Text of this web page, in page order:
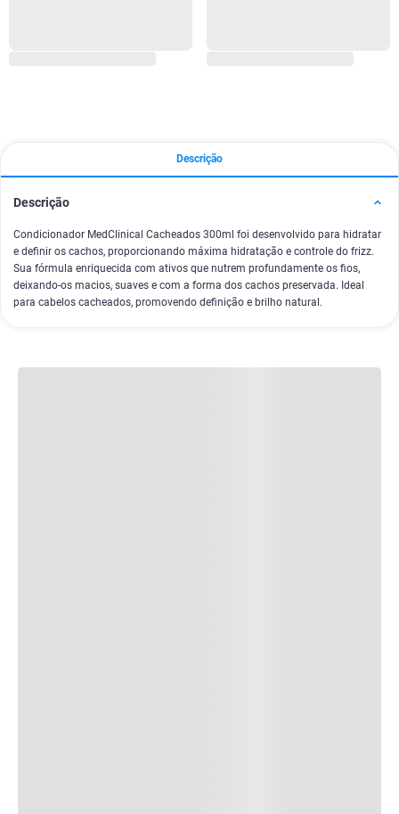
Descrição
Descrição
Condicionador MedClinical Cacheados 300ml foi desenvolvido para hidratar
e definir os cachos, proporcionando máxima hidratação e controle do frizz.
Sua fórmula enriquecida com ativos que nutrem profundamente os fios,
deixando-os macios, suaves e com a forma dos cachos preservada. Ideal
para cabelos cacheados, promovendo definição e brilho natural.